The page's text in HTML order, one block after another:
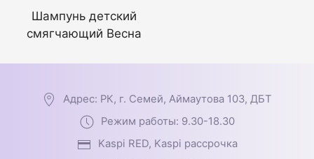
Шампунь детский
смягчающий Весна
Адрес: РК, г. Семей, Аймаутова 103, ДБТ
Режим работы: 9.30-18.30
Kaspi RED, Kaspi рассрочка